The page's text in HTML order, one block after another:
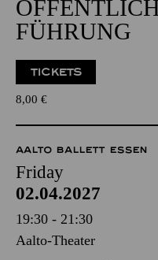
FÜHRUNG
TICKETS
8,00 €
AALTO BALLETT ESSEN
Friday
02.04.2027
19:30 - 21:30
Aalto-Theater